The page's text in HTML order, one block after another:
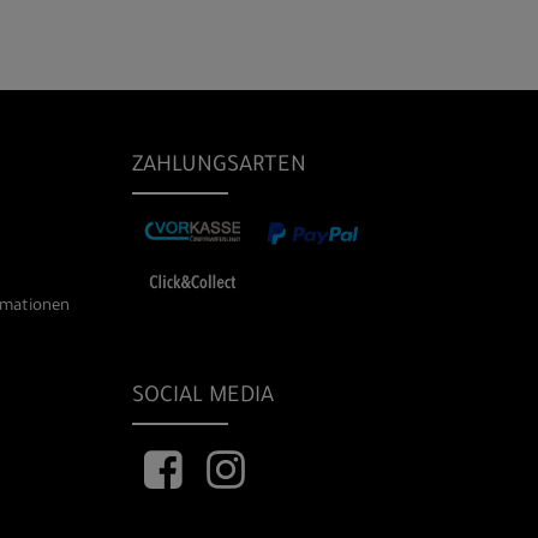
ZAHLUNGSARTEN
SOCIAL MEDIA